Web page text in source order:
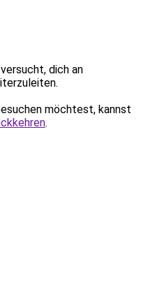
dich an
möchtest, kannst
.